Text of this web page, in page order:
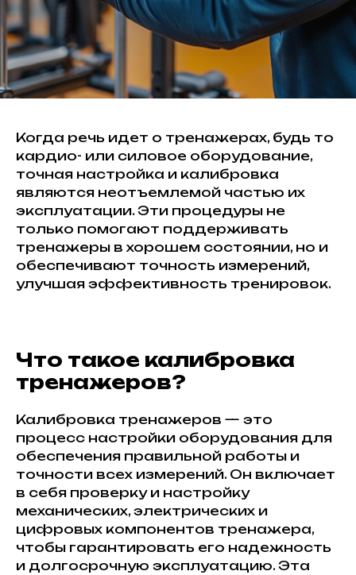
Когда речь идет о тренажерах, будь то
кардио- или силовое оборудование,
точная настройка и калибровка
являются неотъемлемой частью их
эксплуатации. Эти процедуры не
только помогают поддерживать
тренажеры в хорошем состоянии, но и
обеспечивают точность измерений,
улучшая эффективность тренировок.
Что такое калибровка
тренажеров?
Калибровка тренажеров — это
процесс настройки оборудования для
обеспечения правильной работы и
точности всех измерений. Он включает
в себя проверку и настройку
механических, электрических и
цифровых компонентов тренажера,
чтобы гарантировать его надежность
и долгосрочную эксплуатацию. Эта